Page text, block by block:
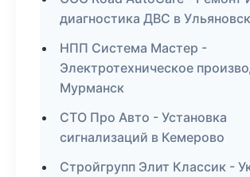
диагностика ДВС в Ульяновск
НПП Система Мастер -
Электротехническое
Мурманск
СТО Про Авто - Установка
сигнализаций в Кемерово
Стройгрупп Элит Классик -